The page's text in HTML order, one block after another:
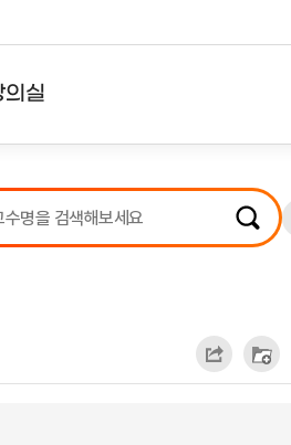
의실
스트
증강의